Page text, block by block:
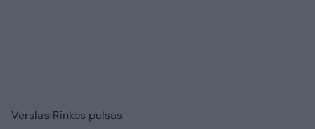
Verslas Rinkos pulsas